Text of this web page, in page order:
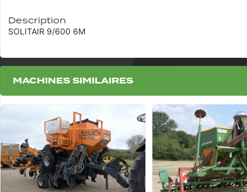
Description
SOLITAIR 9/600 6M
MACHINES SIMILAIRES